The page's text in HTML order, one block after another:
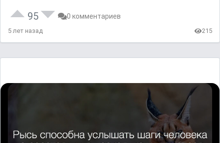
95 0 комментариев
5 лет назад 215